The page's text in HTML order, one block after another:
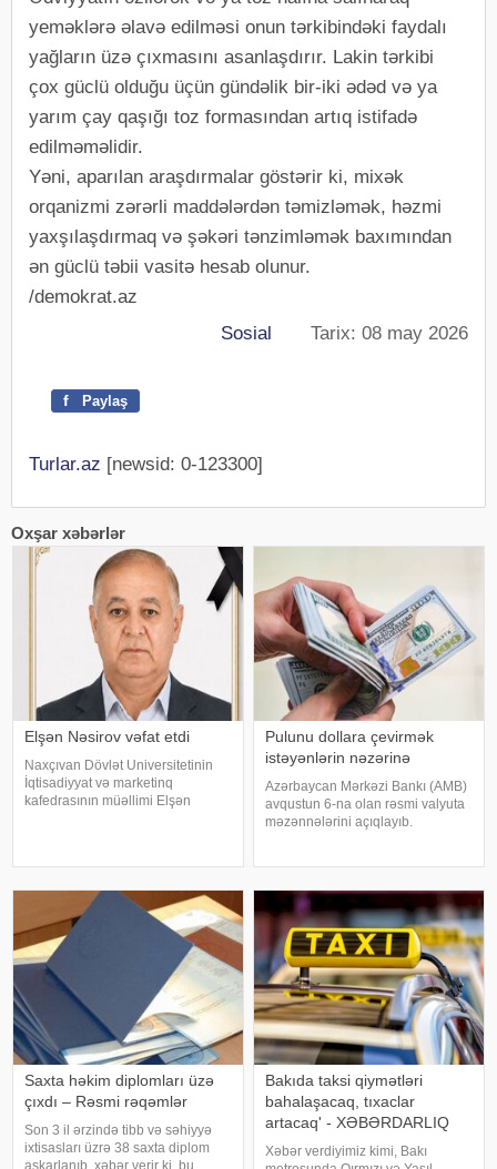
yeməklərə əlavə edilməsi onun tərkibindəki faydalı
yağların üzə çıxmasını asanlaşdırır. Lakin tərkibi
çox güclü olduğu üçün gündəlik bir-iki ədəd və ya
yarım çay qaşığı toz formasından artıq istifadə
edilməməlidir.
Yəni, aparılan araşdırmalar göstərir ki, mixək
orqanizmi zərərli maddələrdən təmizləmək, həzmi
yaxşılaşdırmaq və şəkəri tənzimləmək baxımından
ən güclü təbii vasitə hesab olunur.
/demokrat.az
Sosial Tarix: 08 may 2026
f Paylaş
Turlar.az [newsid: 0-123300]
Oxşar xəbərlər
Elşən Nəsirov vəfat etdi
Naxçıvan Dövlət Universitetinin
İqtisadiyyat və marketinq
kafedrasının müəllimi Elşən
Nurəddin oğlu Nəsirov 29
sentyabr 1964-cü ild
Pulunu dollara çevirmək
istəyənlərin nəzərinə
Azərbaycan Mərkəzi Bankı (AMB)
avqustun 6-na olan rəsmi valyuta
məzənnələrini açıqlayıb.
dəyişməyərək 1,700 manat
səviyyəsində qalıb. Bu gün
Saxta həkim diplomları üzə
çıxdı – Rəsmi rəqəmlər
Son 3 il ərzində tibb və səhiyyə
ixtisasları üzrə 38 saxta diplom
aşkarlanıb. xəbər verir ki, bu
Bakıda taksi qiymətləri
bahalaşacaq, tıxaclar
artacaq' - XƏBƏRDARLIQ
Xəbər verdiyimiz kimi, Bakı